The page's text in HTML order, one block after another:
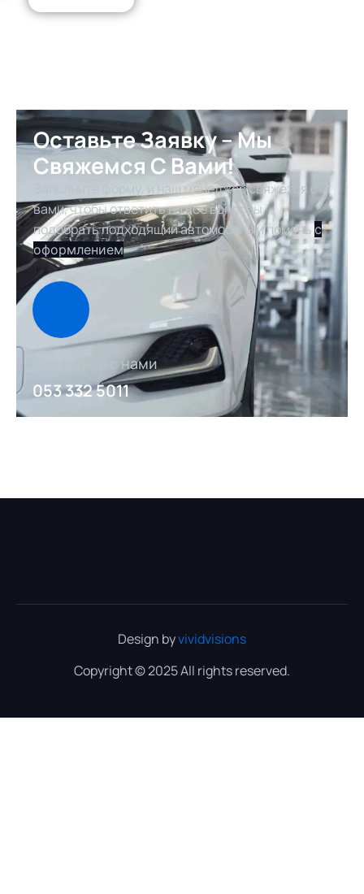
Оставьте Заявку – Мы
Свяжемся С Вами!
Заполните форму, и наш менеджер свяжется с
вами, чтобы ответить на все вопросы,
подобрать подходящий автомобиль и помочьс
оформлением
Связаться с нами
053 332 5011
Design byvividvisions
Copyright © 2025 All rights reserved.